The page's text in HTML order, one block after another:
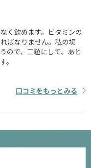
く飲めます。ビタミンの
ばなりません。私の場
ので、二粒にして、あと
。
口コミをもっとみる